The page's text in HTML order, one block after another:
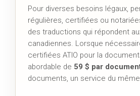
Pour diverses besoins légaux,
régulières, certifiées ou
des traductions qui répondent
canadiennes. Lorsque
certifiées ATIO pour la
abordable de 59 $ par
documents, un service du